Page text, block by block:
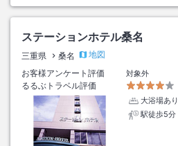
ステーションホテル桑名
三重県 桑名
地図
お客様アンケート評価
対象外
るるぶトラベル評価
大浴場あり
駅徒歩5分